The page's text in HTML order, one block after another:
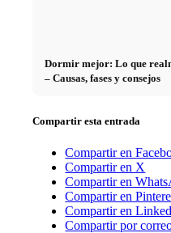
Dormir mejor: Lo que
– Causas, fases y consejos
Compartir esta entrada
Compartir en
Compartir en X
Compartir en
Compartir en
Compartir en
Compartir por